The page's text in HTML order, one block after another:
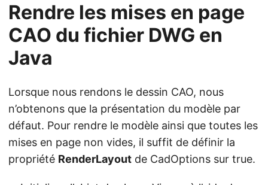
Rendre les mises en page
CAO du fichier DWG en
Java
Lorsque nous rendons le dessin CAO, nous
n’obtenons que la présentation du modèle par
défaut. Pour rendre le modèle ainsi que toutes les
mises en page non vides, il suffit de définir la
propriété RenderLayout de CadOptions sur true.